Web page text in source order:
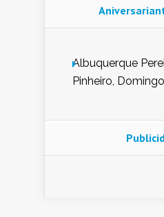
Albuquerque
Pinheiro,
Nunes de Sena,
Glória Pereira,